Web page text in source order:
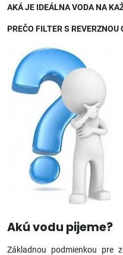
AKÁ JE IDEÁLNA VODA NA
PREČO FILTER S REVERZNOU
Akú vodu pijeme?
Základnou podmienkou pre